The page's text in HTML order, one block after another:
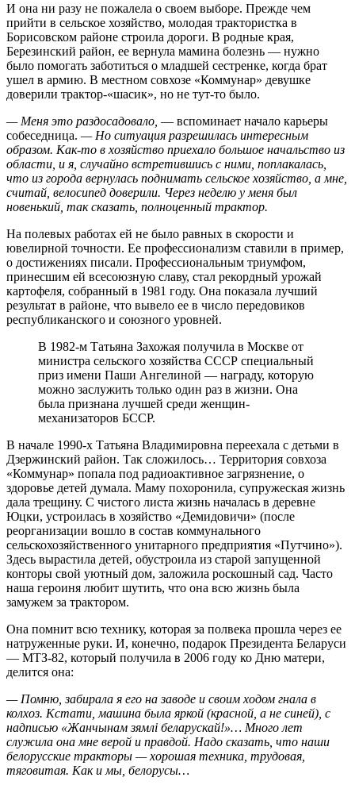
И она ни разу не пожалела о своем выборе. Прежде чем
прийти в сельское хозяйство, молодая трактористка в
Борисовском районе строила дороги. В родные края,
Березинский район, ее вернула мамина болезнь — нужно
было помогать заботиться о младшей сестренке, когда брат
ушел в армию. В местном совхозе «Коммунар» девушке
доверили трактор-«шасик», но не тут-то было.
— Меня это раздосадовало, — вспоминает начало карьеры
собеседница. — Но ситуация разрешилась интересным
образом. Как-то в хозяйство приехало большое начальство из
области, и я, случайно встретившись с ними, поплакалась,
что из города вернулась поднимать сельское хозяйство, а мне,
считай, велосипед доверили. Через неделю у меня был
новенький, так сказать, полноценный трактор.
На полевых работах ей не было равных в скорости и
ювелирной точности. Ее профессионализм ставили в пример,
о достижениях писали. Профессиональным триумфом,
принесшим ей всесоюзную славу, стал рекордный урожай
картофеля, собранный в 1981 году. Она показала лучший
результат в районе, что вывело ее в число передовиков
республиканского и союзного уровней.
В 1982‑м Татьяна Захожая получила в Москве от
министра сельского хозяйства СССР специальный
приз имени Паши Ангелиной — награду, которую
можно заслужить только один раз в жизни. Она
была признана лучшей среди женщин-
механизаторов БССР.
В начале 1990‑х Татьяна Владимировна переехала с детьми в
Дзержинский район. Так сложилось… Территория совхоза
«Коммунар» попала под радиоактивное загрязнение, о
здоровье детей думала. Маму похоронила, супружеская жизнь
дала трещину. С чистого листа жизнь началась в деревне
Юцки, устроилась в хозяйство «Демидовичи» (после
реорганизации вошло в состав коммунального
сельскохозяйственного унитарного предприятия «Путчино»).
Здесь вырастила детей, обустроила из старой запущенной
конторы свой уютный дом, заложила роскошный сад. Часто
наша героиня любит шутить, что она всю жизнь была
замужем за трактором.
Она помнит всю технику, которая за полвека прошла через ее
натруженные руки. И, конечно, подарок Президента Беларуси
— МТЗ-82, который получила в 2006 году ко Дню матери,
делится она:
— Помню, забирала я его на заводе и своим ходом гнала в
колхоз. Кстати, машина была яркой (красной, а не синей), с
надписью «Жанчынам зямлi беларускай!»… Много лет
служила она мне верой и правдой. Надо сказать, что наши
белорусские тракторы — хорошая техника, трудовая,
тяговитая. Как и мы, белорусы…